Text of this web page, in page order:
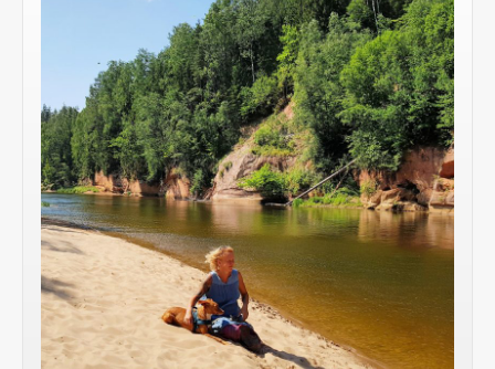
Khaa/Kyjov
entlang
der
Kirnitzsch
zur
Feenhöhle.
Mehr
traumhafte
Natur
geht
nicht!!!